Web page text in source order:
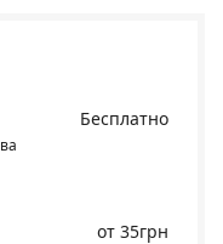
Бесплатно
от 35грн